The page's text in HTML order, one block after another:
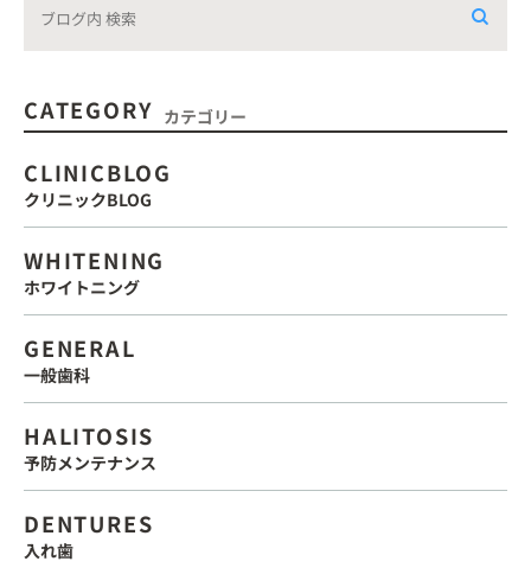
CATEGORY カテゴリー
CLINICBLOG
クリニックBLOG
WHITENING
ホワイトニング
GENERAL
一般歯科
HALITOSIS
予防メンテナンス
DENTURES
入れ歯